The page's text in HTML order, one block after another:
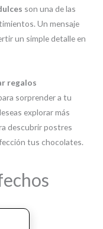
son una de las
Un mensaje
un simple detalle en
regalos
sorprender a tu
explorar más
descubrir postres
tus chocolates.